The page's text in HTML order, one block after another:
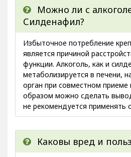
Можно ли с
Силденафил?
Избыточное потребление
является причиной
функции. Алкоголь, как и
метаболизируется в печени,
орган при совместном приеме
образом можно сделать
не рекомендуется применять
Каковы вред и